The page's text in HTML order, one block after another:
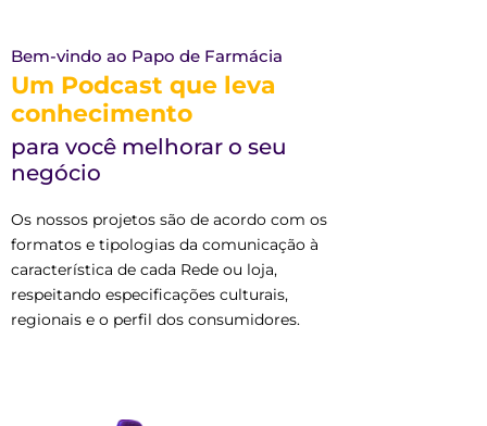
Bem-vindo ao Papo de Farmácia
Um Podcast que leva
conhecimento
para você melhorar o seu
negócio
Os nossos projetos são de acordo com os
formatos e tipologias da comunicação à
característica de cada Rede ou loja,
respeitando especificações culturais,
regionais e o perfil dos consumidores.